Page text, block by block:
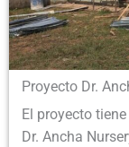
Proyecto Dr.
El proyecto
Dr. Ancha